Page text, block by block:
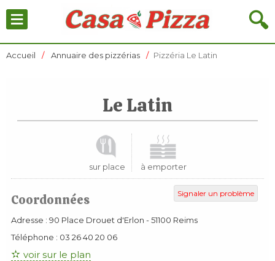
🔍
≡
Accueil Annuaire des pizzérias Pizzéria Le Latin
Le Latin
sur place à emporter
Signaler un problème
Coordonnées
Adresse : 90 Place Drouet d'Erlon -51100 Reims
Téléphone : 03 26 40 20 06
voir sur le plan